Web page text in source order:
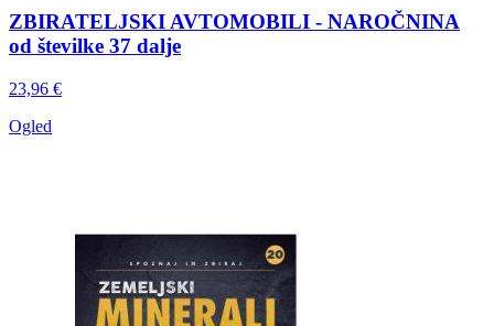
ZBIRATELJSKI AVTOMOBILI - NAROČNINA
od številke 37 dalje
23,96 €
Ogled